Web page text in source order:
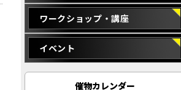
ワークショップ・講座
イベント
催物カレンダー